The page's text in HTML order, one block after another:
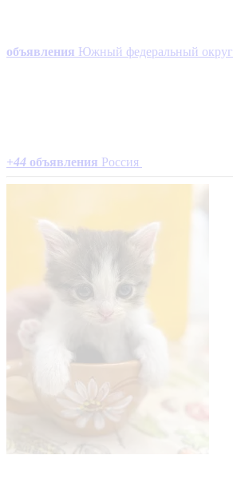
объявления Южный федеральный округ
+44 объявления Россия